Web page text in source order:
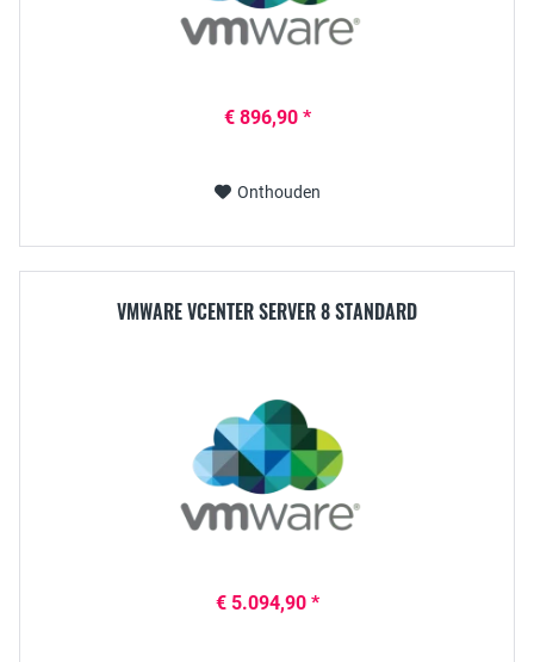
€ 896,90 *
Onthouden
VMWARE VCENTER SERVER 8 STANDARD
€ 5.094,90 *